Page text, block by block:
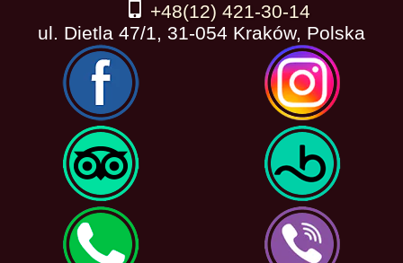
+48(12) 421-30-14
ul. Dietla 47/1, 31-054 Kraków, Polska